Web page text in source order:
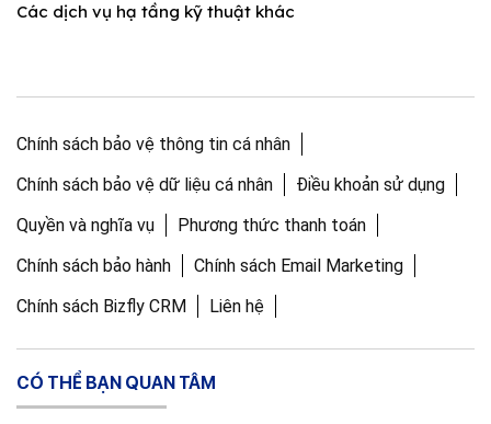
Các dịch vụ hạ tầng kỹ thuật khác
Chính sách bảo vệ thông tin cá nhân
Chính sách bảo vệ dữ liệu cá nhân
Điều khoản sử dụng
Quyền và nghĩa vụ
Phương thức thanh toán
Chính sách bảo hành
Chính sách Email Marketing
Chính sách Bizfly CRM
Liên hệ
CÓ THỂ BẠN QUAN TÂM